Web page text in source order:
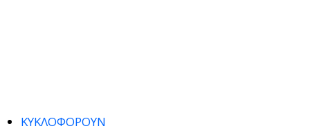
ΚΥΚΛΟΦΟΡΟΥΝ